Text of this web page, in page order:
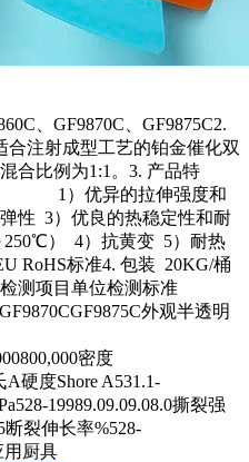
、GF9870C、GF9875C2.
注射成型工艺的铂金催化双
合比例为1:1。3. 产品特
拉伸强度和
性 3）优良的热稳定性和耐
） 4）抗黄变 5）耐热
RoHS标准4. 包装 20KG/桶
测项目单位检测标准
外观半透明
密度
A硬度Shore A531.1-
19989.09.09.08.0撕裂强
断裂伸长率%528-
用厨具